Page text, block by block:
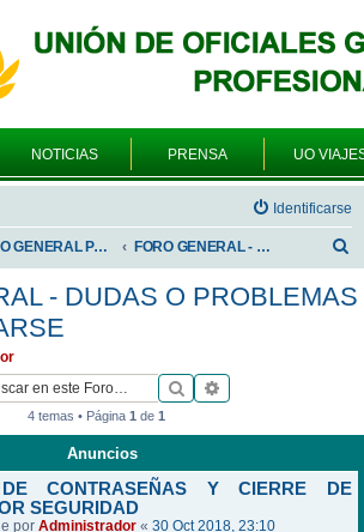
NOTICIAS PRENSA UO
Identificarse
FORO GENERAL PARA TODOS LOS USUARIOS FORO GENERAL - DUDAS O PROBLEMAS PARA ASOCIARSE
s
- DUDAS O PROBLEMAS
Buscar
4 temas • Página 1de 1
Anuncios
CONTRASEÑAS Y CIERRE DE
SEGURIDAD
por Administrador « 30 Oct 2018, 23:10